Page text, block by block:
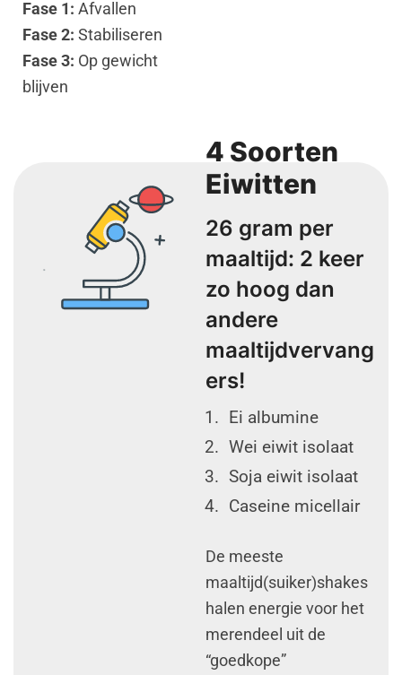
Fase 1: Afvallen
Fase 2: Stabiliseren
Fase 3: Op gewicht
blijven
4 Soorten
Eiwitten
26 gram per
maaltijd: 2 keer
zo hoog dan
andere
maaltijdvervang
ers!
Ei albumine
Wei eiwit isolaat
Soja eiwit isolaat
Caseine micellair
De meeste
maaltijd(suiker)shakes
halen energie voor het
merendeel uit de
“goedkope”